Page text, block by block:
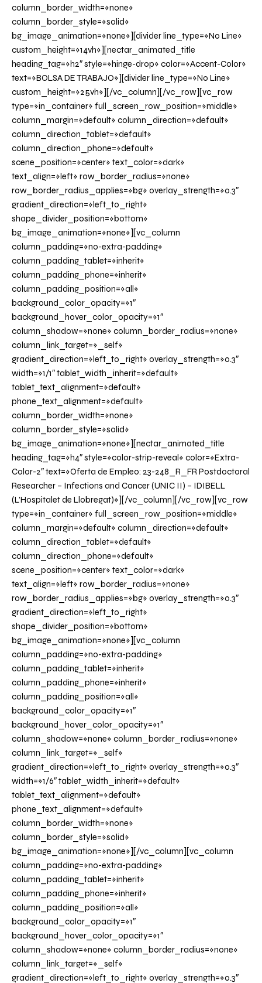
column_border_width=»none»
column_border_style=»solid»
bg_image_animation=»none»][divider line_type=»No Line»
custom_height=»14vh»][nectar_animated_title
heading_tag=»h2″ style=»hinge-drop» color=»Accent-Color»
text=»BOLSA DE TRABAJO»][divider line_type=»No Line»
custom_height=»25vh»][/vc_column][/vc_row][vc_row
type=»in_container» full_screen_row_position=»middle»
column_margin=»default» column_direction=»default»
column_direction_tablet=»default»
column_direction_phone=»default»
scene_position=»center» text_color=»dark»
text_align=»left» row_border_radius=»none»
row_border_radius_applies=»bg» overlay_strength=»0.3″
gradient_direction=»left_to_right»
shape_divider_position=»bottom»
bg_image_animation=»none»][vc_column
column_padding=»no-extra-padding»
column_padding_tablet=»inherit»
column_padding_phone=»inherit»
column_padding_position=»all»
background_color_opacity=»1″
background_hover_color_opacity=»1″
column_shadow=»none» column_border_radius=»none»
column_link_target=»_self»
gradient_direction=»left_to_right» overlay_strength=»0.3″
width=»1/1″ tablet_width_inherit=»default»
tablet_text_alignment=»default»
phone_text_alignment=»default»
column_border_width=»none»
column_border_style=»solid»
bg_image_animation=»none»][nectar_animated_title
heading_tag=»h4″ style=»color-strip-reveal» color=»Extra-
Color-2″ text=»Oferta de Empleo: 23-248_R_FR Postdoctoral
Researcher – Infections and Cancer (UNIC II) – IDIBELL
(L’Hospitalet de Llobregat)»][/vc_column][/vc_row][vc_row
type=»in_container» full_screen_row_position=»middle»
column_margin=»default» column_direction=»default»
column_direction_tablet=»default»
column_direction_phone=»default»
scene_position=»center» text_color=»dark»
text_align=»left» row_border_radius=»none»
row_border_radius_applies=»bg» overlay_strength=»0.3″
gradient_direction=»left_to_right»
shape_divider_position=»bottom»
bg_image_animation=»none»][vc_column
column_padding=»no-extra-padding»
column_padding_tablet=»inherit»
column_padding_phone=»inherit»
column_padding_position=»all»
background_color_opacity=»1″
background_hover_color_opacity=»1″
column_shadow=»none» column_border_radius=»none»
column_link_target=»_self»
gradient_direction=»left_to_right» overlay_strength=»0.3″
width=»1/6″ tablet_width_inherit=»default»
tablet_text_alignment=»default»
phone_text_alignment=»default»
column_border_width=»none»
column_border_style=»solid»
bg_image_animation=»none»][/vc_column][vc_column
column_padding=»no-extra-padding»
column_padding_tablet=»inherit»
column_padding_phone=»inherit»
column_padding_position=»all»
background_color_opacity=»1″
background_hover_color_opacity=»1″
column_shadow=»none» column_border_radius=»none»
column_link_target=»_self»
gradient_direction=»left_to_right» overlay_strength=»0.3″